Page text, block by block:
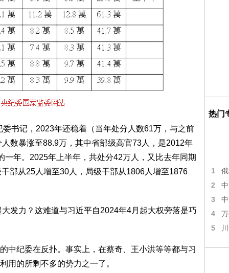
记，2023年还稳着（当年处分人数61万，与之前
数暴涨至88.9万，其中省部级高官73人，是2012年
一年。2025年上半年，共处分42万人，又比去年同期
部从25人增至30人，局级干部从1806人增至1876
力？这难道与习近平自2024年4月起大权旁落是巧
纪委在反扑。事实上，在蔡奇、王小洪等等都与习
用的所剩不多的势力之一了。
热门
1
2
3
4
5